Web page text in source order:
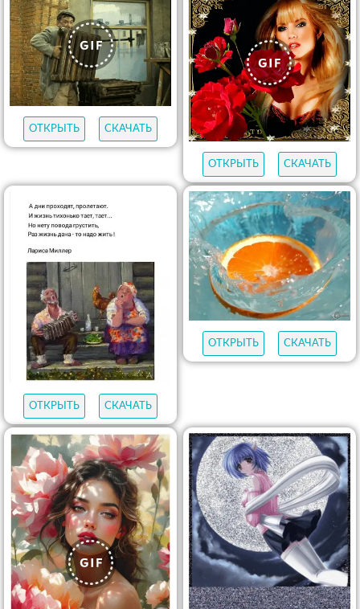
ОТКРЫТЬ СКАЧАТЬ
ОТКРЫТЬ СКАЧАТЬ
ОТКРЫТЬ СКАЧАТЬ
ОТКРЫТЬ СКАЧАТЬ